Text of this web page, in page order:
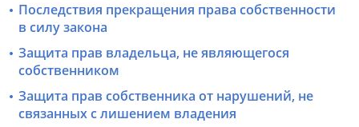
Последствия прекращения права собственности
в силу закона
Защита прав владельца, не являющегося
собственником
Защита прав собственника от нарушений, не
связанных с лишением владения